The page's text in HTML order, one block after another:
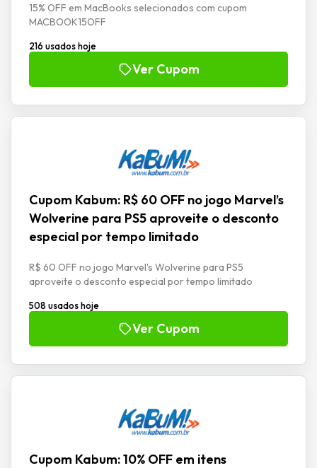
15% OFF em MacBooks selecionados com cupom
MACBOOK15OFF
216 usados hoje
Ver Cupom
Cupom Kabum: R$ 60 OFF no jogo Marvel’s
Wolverine para PS5 aproveite o desconto
especial por tempo limitado
R$ 60 OFF no jogo Marvel's Wolverine para PS5
aproveite o desconto especial por tempo limitado
508 usados hoje
Ver Cupom
Cupom Kabum: 10% OFF em itens